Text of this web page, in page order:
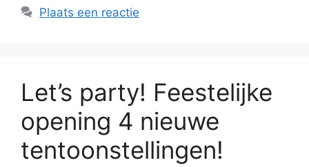
Plaats een reactie
Let’s party! Feestelijke
opening 4 nieuwe
tentoonstellingen!